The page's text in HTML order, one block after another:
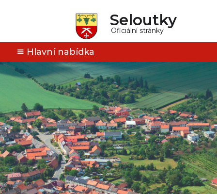
Seloutky
Oficiální stránky
Hlavní nabídka